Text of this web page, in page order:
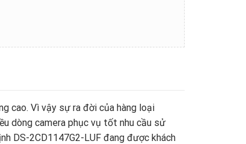
cao. Vì vậy sự ra đời của hàng loại
dòng camera phục vụ tốt nhu cầu sử
DS-2CD1147G2-LUF đang được khách